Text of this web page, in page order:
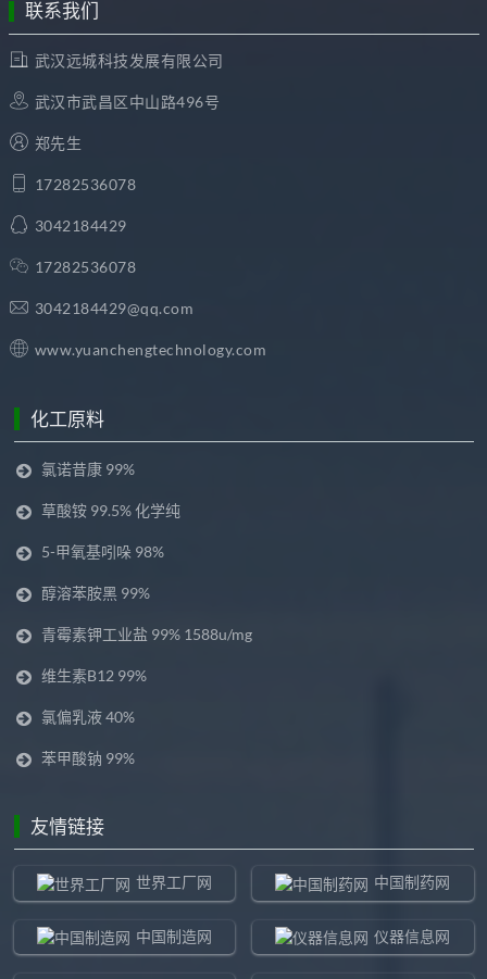
联系我们
武汉远城科技发展有限公司
武汉市武昌区中山路496号
郑先生
17282536078
3042184429
17282536078
3042184429@qq.com
www.yuanchengtechnology.com
化工原料
氯诺昔康 99%
草酸铵 99.5% 化学纯
5-甲氧基吲哚 98%
醇溶苯胺黑 99%
青霉素钾工业盐 99% 1588u/mg
维生素B12 99%
氯偏乳液 40%
苯甲酸钠 99%
友情链接
世界工厂网 中国制药网
中国制造网 仪器信息网